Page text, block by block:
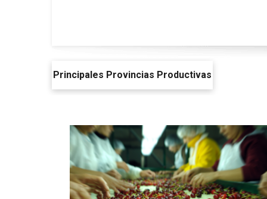
Principales Provincias Productivas